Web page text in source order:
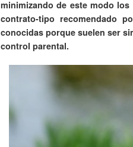
minimizando de este modo
contrato-tipo recomendado
conocidas porque suelen ser
control parental.